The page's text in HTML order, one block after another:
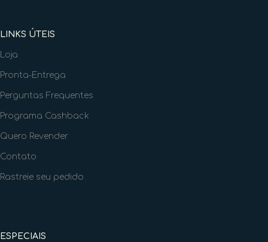
LINKS ÚTEIS
Loja
Pronta-Entrega
Perguntas Frequentes
Programa Cashback
Quero Revender
Contato
Rastreie seu pedido
ESPECIAIS